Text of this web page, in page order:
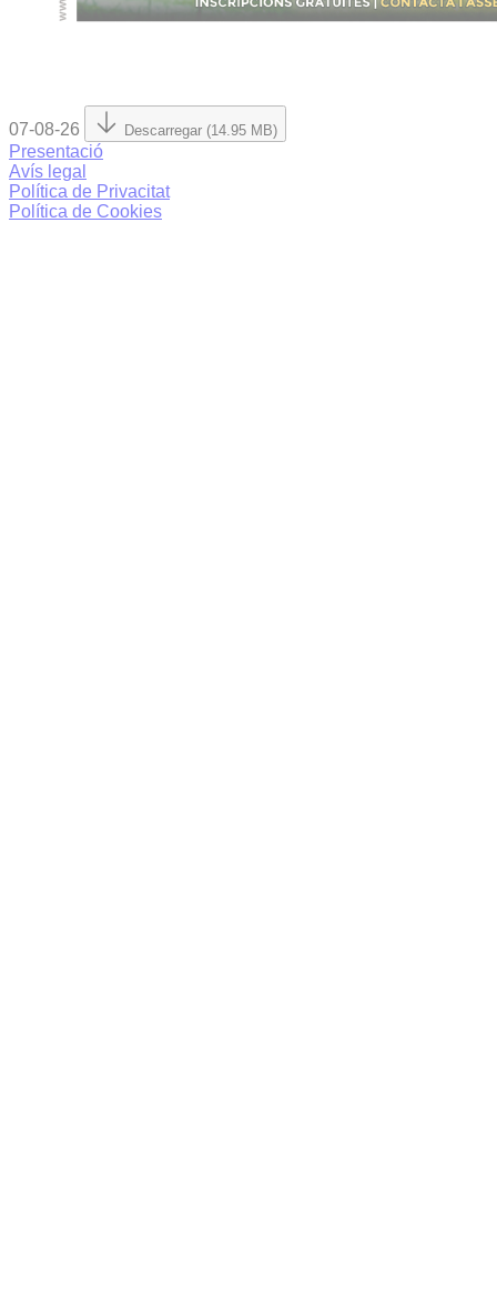
07-08-26 Descarregar (14.95 MB)
Presentació
Avís legal
Política de Privacitat
Política de Cookies